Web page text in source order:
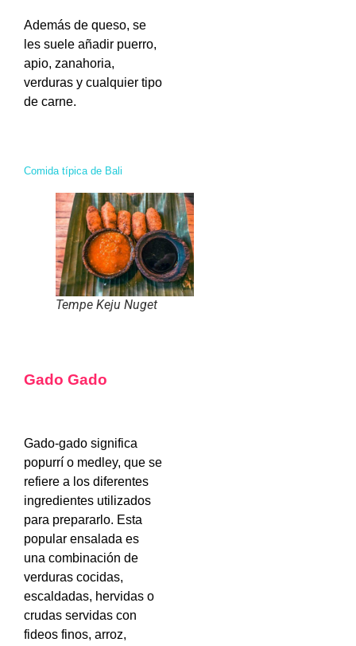
Además de queso, se
les suele añadir puerro,
apio, zanahoria,
verduras y cualquier tipo
de carne.
Comida típica de Bali
Tempe Keju Nuget
Gado Gado
Gado-gado significa
popurrí o medley, que se
refiere a los diferentes
ingredientes utilizados
para prepararlo. Esta
popular ensalada es
una combinación de
verduras cocidas,
escaldadas, hervidas o
crudas servidas con
fideos finos, arroz,